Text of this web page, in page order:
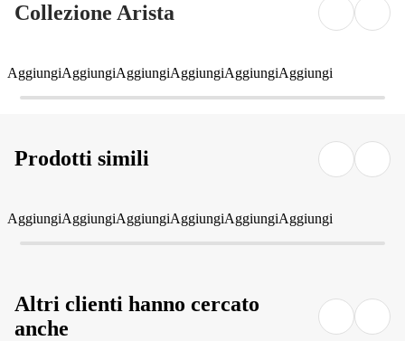
Collezione Arista
AggiungiAggiungiAggiungiAggiungiAggiungiAggiungi
Prodotti simili
AggiungiAggiungiAggiungiAggiungiAggiungiAggiungi
Altri clienti hanno cercato
anche